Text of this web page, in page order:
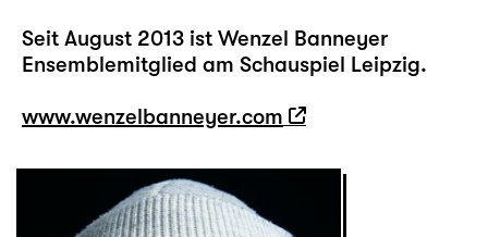
Seit August 2013 ist Wenzel Banneyer
Ensemblemitglied am Schauspiel Leipzig.
www.wenzelbanneyer.com